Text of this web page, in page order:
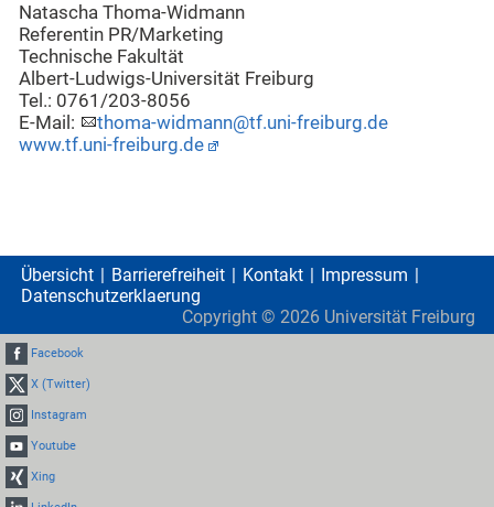
Natascha Thoma-Widmann
Referentin PR/Marketing
Technische Fakultät
Albert-Ludwigs-Universität Freiburg
Tel.: 0761/203-8056
E-Mail:
thoma-widmann@tf.uni-freiburg.de
www.tf.uni-freiburg.de
Übersicht Barrierefreiheit Kontakt
Impressum
Datenschutzerklaerung
Copyright © 2026 Universität Freiburg
Facebook
X (Twitter)
Instagram
Youtube
Xing